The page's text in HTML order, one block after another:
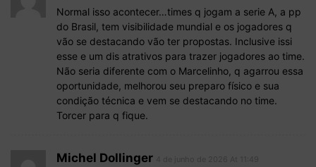
Normal isso acontecer…times q jogam a serie A, a pp
do Brasil, tem visibilidade mundial e os jogadores q
vão se destacando vão ter propostas. Inclusive issi
esse e um dis atrativos para trazer jogadores ao time.
Não seria diferente com o Marcelinho, q agarrou essa
oportunidade, melhorou seu preparo físico e sua
condição técnica e vem se destacando no time.
Torcer para q fique.
Michel Dollinger